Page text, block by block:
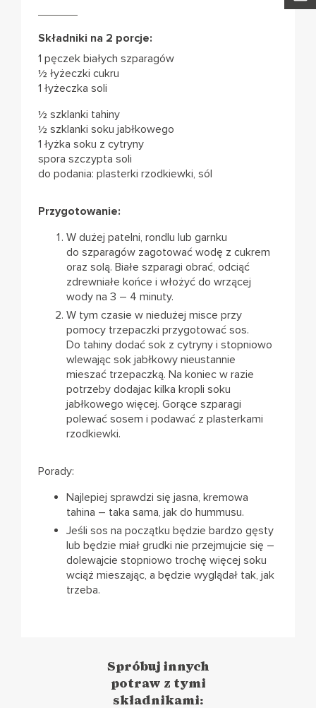
Składniki na 2 porcje:
1 pęczek białych szparagów
½ łyżeczki cukru
1 łyżeczka soli
½ szklanki tahiny
½ szklanki soku jabłkowego
1 łyżka soku z cytryny
spora szczypta soli
do podania: plasterki rzodkiewki, sól
Przygotowanie:
W dużej patelni, rondlu lub garnku
do szparagów zagotować wodę z cukrem
oraz solą. Białe szparagi obrać, odciąć
zdrewniałe końce i włożyć do wrzącej
wody na 3 – 4 minuty.
W tym czasie w niedużej misce przy
pomocy trzepaczki przygotować sos.
Do tahiny dodać sok z cytryny i stopniowo
wlewając sok jabłkowy nieustannie
mieszać trzepaczką. Na koniec w razie
potrzeby dodajac kilka kropli soku
jabłkowego więcej. Gorące szparagi
polewać sosem i podawać z plasterkami
rzodkiewki.
Porady:
Najlepiej sprawdzi się jasna, kremowa
tahina – taka sama, jak do hummusu.
Jeśli sos na początku będzie bardzo gęsty
lub będzie miał grudki nie przejmujcie się –
dolewajcie stopniowo trochę więcej soku
wciąż mieszając, a będzie wyglądał tak, jak
trzeba.
Spróbuj innych
potraw z tymi
składnikami: